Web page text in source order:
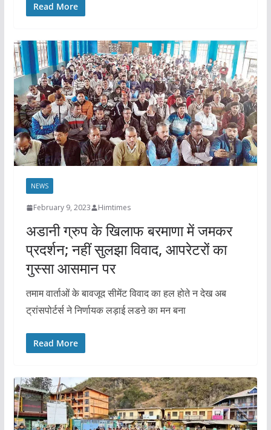
Read More
NEWS
February 9, 2023 Himtimes
अडानी ग्रुप के खिलाफ बरमाणा में जमकर
प्रदर्शन; नहीं सुलझा विवाद, आपरेटरों का
गुस्सा आसमान पर
तमाम वार्ताओं के बावजूद सीमेंट विवाद का हल होते न देख अब
ट्रांसपोर्टर्स ने निर्णायक लड़ाई लडऩे का मन बना
Read More